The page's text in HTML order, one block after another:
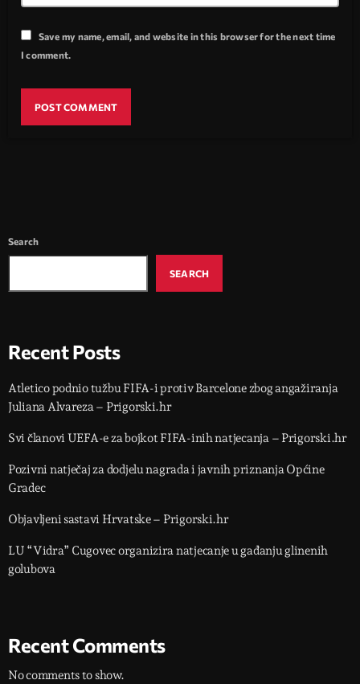
Save my name, email, and website in this browser for the next time
I comment.
Search
SEARCH
Recent Posts
Atletico podnio tužbu FIFA-i protiv Barcelone zbog angažiranja
Juliana Alvareza – Prigorski.hr
Svi članovi UEFA-e za bojkot FIFA-inih natjecanja – Prigorski.hr
Pozivni natječaj za dodjelu nagrada i javnih priznanja Općine
Gradec
Objavljeni sastavi Hrvatske – Prigorski.hr
LU “Vidra” Cugovec organizira natjecanje u gađanju glinenih
golubova
Recent Comments
No comments to show.